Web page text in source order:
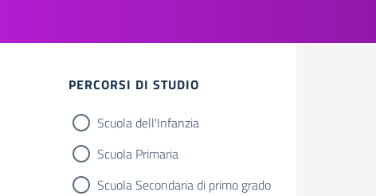
Filtri
PERCORSI DI STUDIO
Scuola dell'Infanzia
Scuola Primaria
Scuola Secondaria di primo grado